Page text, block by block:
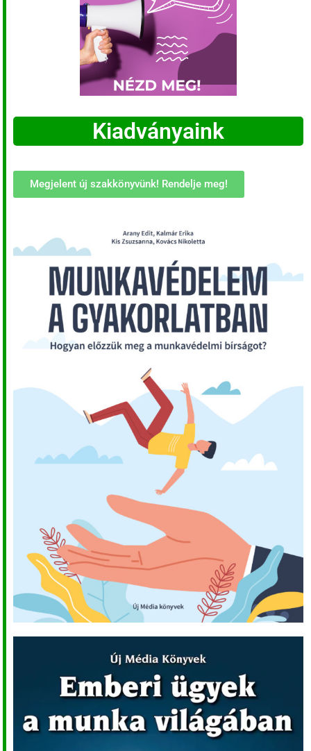
Kiadványaink
Megjelent új szakkönyvünk! Rendelje meg!